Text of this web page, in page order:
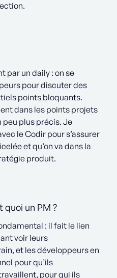
par un daily : on se
pour discuter des
points bloquants.
dans les points projets
peu plus précis. Je
le Codir pour s’assurer
et qu’on va dans la
produit.
quoi un PM ?
: il fait le lien
voir leurs
et les développeurs en
pour qu’ils
pour qui ils